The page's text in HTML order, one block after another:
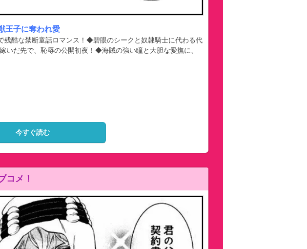
王子に奪われ愛
残酷な禁断童話ロマンス！◆碧眼のシークと奴隷騎士に代わる代
だ先で、恥辱の公開初夜！◆海賊の強い瞳と大胆な愛撫に、
今すぐ読む
コメ！